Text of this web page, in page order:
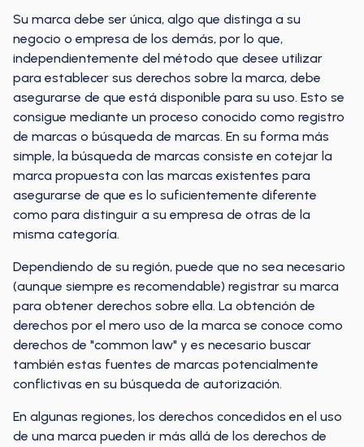
Su marca debe ser única, algo que distinga a su
negocio o empresa de los demás, por lo que,
independientemente del método que desee utilizar
para establecer sus derechos sobre la marca, debe
asegurarse de que está disponible para su uso. Esto se
consigue mediante un proceso conocido como registro
de marcas o búsqueda de marcas. En su forma más
simple, la búsqueda de marcas consiste en cotejar la
marca propuesta con las marcas existentes para
asegurarse de que es lo suficientemente diferente
como para distinguir a su empresa de otras de la
misma categoría.
Dependiendo de su región, puede que no sea necesario
(aunque siempre es recomendable) registrar su marca
para obtener derechos sobre ella. La obtención de
derechos por el mero uso de la marca se conoce como
derechos de "common law" y es necesario buscar
también estas fuentes de marcas potencialmente
conflictivas en su búsqueda de autorización.
En algunas regiones, los derechos concedidos en el uso
de una marca pueden ir más allá de los derechos de